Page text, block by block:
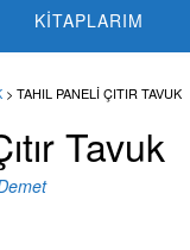
KITAPLARIM
> TAHIL PANELI ÇITIR TAVUK
Tavuk